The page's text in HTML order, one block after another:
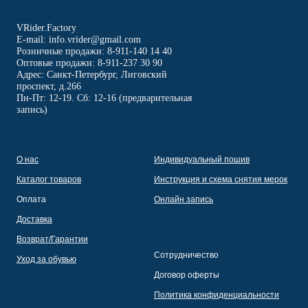
VRider.Factory
E-mail: info.vrider@gmail.com
Розничные продажи: 8-911-140 14 40
Оптовые продажи: 8-911-237 30 90
Адрес: Санкт-Петербург, Лиговский
проспект, д.266
Пн-Пт: 12-19. Сб: 12-16 (предварительная
запись)
О нас
Каталог товаров
Оплата
Доставка
Возврат/Гарантии
Уход за обувью
Индивидуальный пошив
Инструкция и схема снятия мерок
Онлайн запись
Сотрудничество
Договор оферты
Политика конфиденциальности